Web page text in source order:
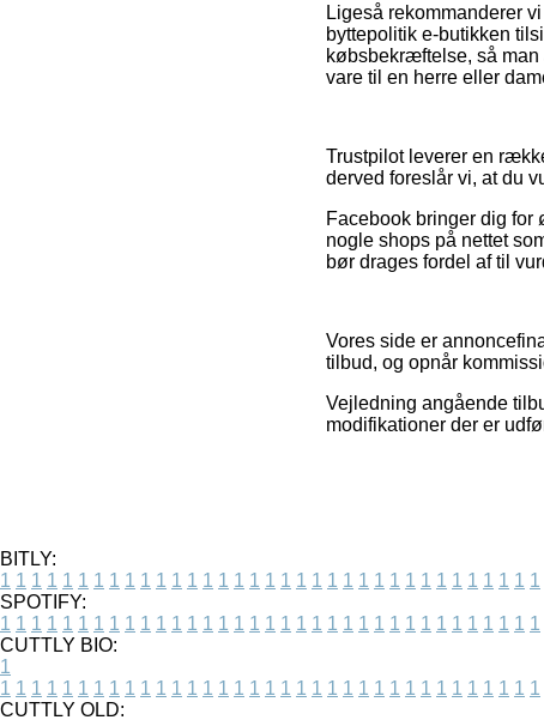
Ligeså rekommanderer
byttepolitik e-butikken
købsbekræftelse, så
vare til en herre eller
Trustpilot leverer en
derved foreslår vi, at du
Facebook bringer dig
nogle shops på nettet
bør drages fordel af til
Vores side er
tilbud, og opnår
Vejledning angående
modifikationer der er
BITLY:
1 1 1 1 1 1 1 1 1 1 1 1 1 1 1 1 1 1 1 1 1 1 1 1 1 1 1 1 1 1 1 1 1 1 1
SPOTIFY:
1 1 1 1 1 1 1 1 1 1 1 1 1 1 1 1 1 1 1 1 1 1 1 1 1 1 1 1 1 1 1 1 1 1 1
CUTTLY BIO:
1
1 1 1 1 1 1 1 1 1 1 1 1 1 1 1 1 1 1 1 1 1 1 1 1 1 1 1 1 1 1 1 1 1 1 1
CUTTLY OLD: